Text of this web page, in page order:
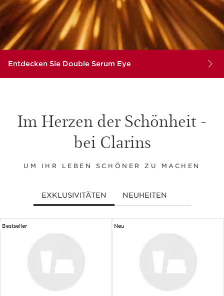
Entdecken Sie Double Serum Eye
Im Herzen der Schönheit -
bei Clarins
UM IHR LEBEN SCHÖNER ZU MACHEN
EXKLUSIVITÄTEN NEUHEITEN
Bestseller Neu